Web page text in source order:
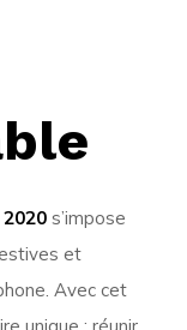
s’impose
et
Avec cet